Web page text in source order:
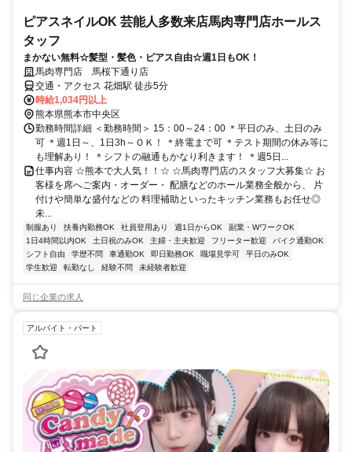
ピアスネイルOK 芸能人多数来店馬肉専門店ホールス
タッフ
まかない無料☆髪型・髪色・ピアス自由☆週1日もOK！
馬肉専門店 馬桜下通り店
交通・アクセス 花畑駅 徒歩5分
時給1,034円以上
熊本県熊本市中央区
勤務時間詳細 ＜勤務時間＞ 15：00～24：00 ＊平日のみ、土日のみ
可 ＊週1日～、1日3h～ＯＫ！ ＊終電まで可 ＊テスト期間の休み等に
も理解あり！ ＊シフトの融通もかなり利きます！ ＊週5日...
仕事内容 ☆熊本で大人気！！☆ ☆馬肉専門店のスタッフ大募集☆ お
客様を席へご案内・オーダー・ 配膳などのホール業務全般から、 片
付けや簡単な盛付などの 料理補助といったキッチン業務もお任せ◎
未...
制服あり 扶養内勤務OK 社員登用あり 週1日からOK
副業・WワークOK
1日4時間以内OK
土日祝のみOK 主婦・主夫歓迎 フリーター歓迎
バイク通勤OK
シフト自由
学歴不問 車通勤OK 即日勤務OK 職場見学可
平日のみOK
学生歓迎
転勤なし 経験不問 未経験者歓迎
同じ企業の求人
アルバイト・パート